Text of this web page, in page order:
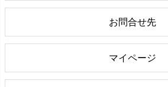
お問合せ先
マイページ